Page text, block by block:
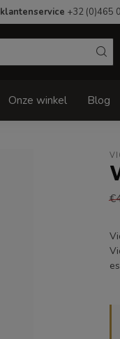
klantenservice +32 (0)465
Onze winkel Blog